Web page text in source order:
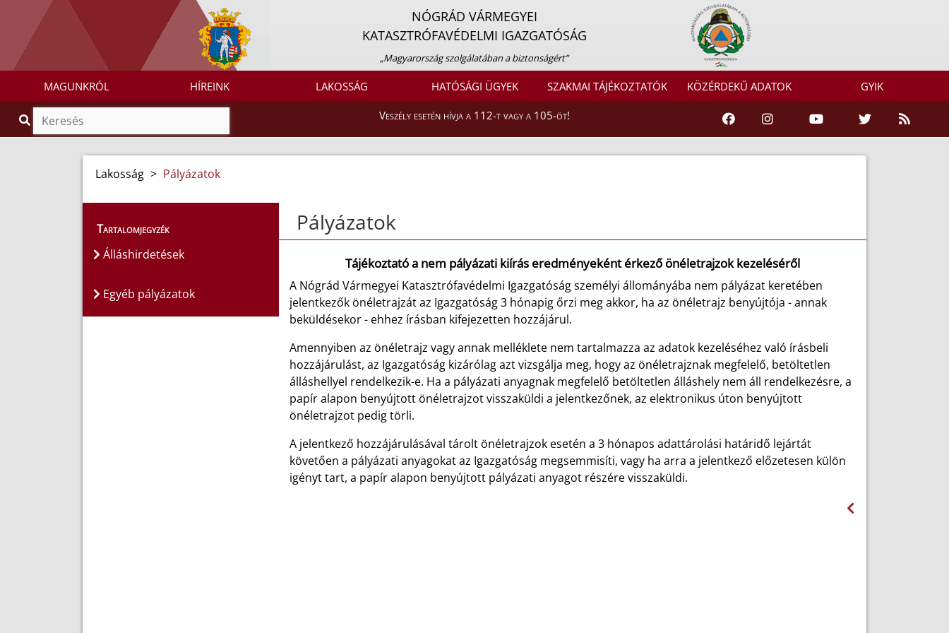
NÓGRÁD VÁRMEGYEI
KATASZTRÓFAVÉDELMI IGAZGATÓSÁG
„Magyarország szolgálatában a biztonságért”
MAGUNKRÓL HÍREINK LAKOSSÁG HATÓSÁGI ÜGYEK SZAKMAI TÁJÉKOZTATÓK KÖZÉRDEKŰ ADATOK GYIK
Veszély esetén hívja a 112-t vagy a 105-öt!
Lakosság > Pályázatok
Tartalomjegyzék
Álláshirdetések
Egyéb pályázatok
Pályázatok
Tájékoztató a nem pályázati kiírás eredményeként érkező önéletrajzok kezeléséről
A Nógrád Vármegyei Katasztrófavédelmi Igazgatóság személyi állományába nem pályázat keretében
jelentkezők önéletrajzát az Igazgatóság 3 hónapig őrzi meg akkor, ha az önéletrajz benyújtója - annak
beküldésekor - ehhez írásban kifejezetten hozzájárul.
Amennyiben az önéletrajz vagy annak melléklete nem tartalmazza az adatok kezeléséhez való írásbeli
hozzájárulást, az Igazgatóság kizárólag azt vizsgálja meg, hogy az önéletrajznak megfelelő, betöltetlen
álláshellyel rendelkezik-e. Ha a pályázati anyagnak megfelelő betöltetlen álláshely nem áll rendelkezésre, a
papír alapon benyújtott önéletrajzot visszaküldi a jelentkezőnek, az elektronikus úton benyújtott
önéletrajzot pedig törli.
A jelentkező hozzájárulásával tárolt önéletrajzok esetén a 3 hónapos adattárolási határidő lejártát
követően a pályázati anyagokat az Igazgatóság megsemmisíti, vagy ha arra a jelentkező előzetesen külön
igényt tart, a papír alapon benyújtott pályázati anyagot részére visszaküldi.